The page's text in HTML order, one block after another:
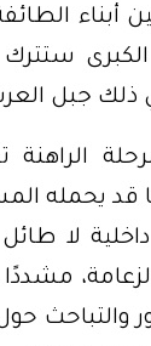
أبناء
ستترك
ذلك جبل
قد يحمله
لا
مشددًا
والتباحث